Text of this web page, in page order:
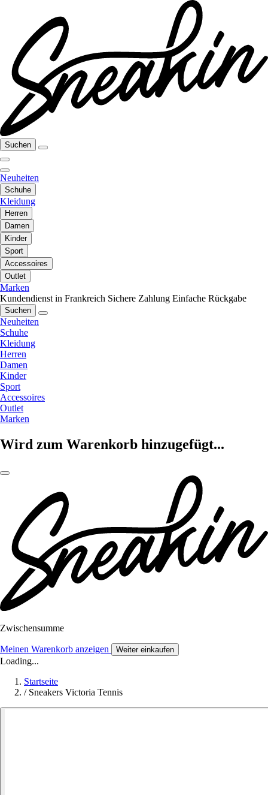
Suchen
Neuheiten
Schuhe
Kleidung
Herren
Damen
Kinder
Sport
Accessoires
Outlet
Marken
Kundendienst in Frankreich Sichere Zahlung Einfache Rückgabe
Suchen
Neuheiten
Schuhe
Kleidung
Herren
Damen
Kinder
Sport
Accessoires
Outlet
Marken
Wird zum Warenkorb hinzugefügt...
Zwischensumme
Meinen Warenkorb anzeigen Weiter einkaufen
Loading...
Startseite
/ Sneakers Victoria Tennis